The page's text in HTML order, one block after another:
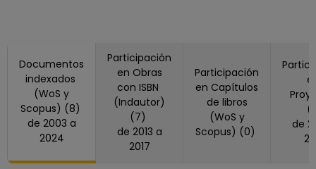
Documentos
indexados
(WoS y
Scopus) (8)
de 2003 a
2024
Participación
en Obras
con ISBN
(Indautor)
(7)
de 2013 a
2017
Participación
en Capítulos
de libros
(WoS y
Scopus) (0)
de 2021 a